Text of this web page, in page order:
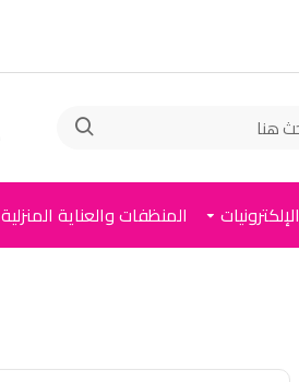
الإلكترونيات المنظفات والعناية المنزلية